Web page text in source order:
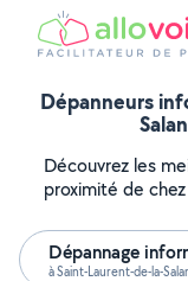
Dépanneurs
Découvrez les
proximité de
Dépannage
à Saint-Laurent-de-la-